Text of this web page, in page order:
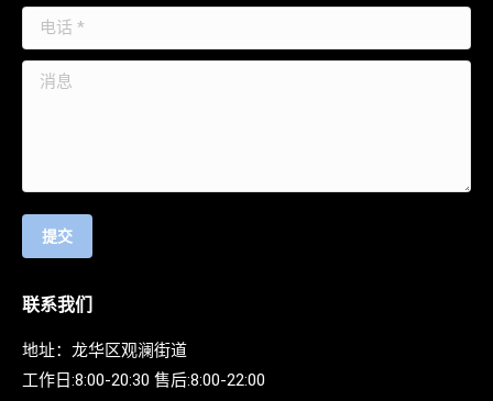
电话 *
消息
提交
联系我们
地址：龙华区观澜街道
工作日:8:00-20:30 售后:8:00-22:00